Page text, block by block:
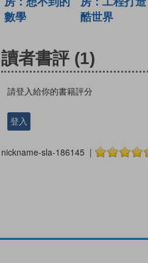
數學
酷世界
讀者書評 (1)
請登入給你的書籍評分
登入
nickname-sla-186145 |